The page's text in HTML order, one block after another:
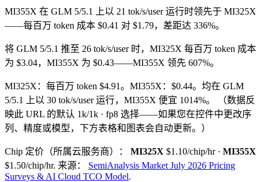
MI355X 在 GLM 5/5.1 上以 21 tok/s/user 运行时领先于 MI325X
——每百万 token 成本 $0.41 对 $1.79，差距达 336%。
将 GLM 5/5.1 推至 26 tok/s/user 时，MI325X 每百万 token 成本
为 $3.04，MI355X 为 $0.43——MI355X 领先 607%。
MI325X：每百万 token $4.91。MI355X：$0.44。均在 GLM
5/5.1 上以 30 tok/s/user 运行，MI355X 便宜 1014%。
（数据反
映此 URL 的默认 1k/1k · fp8 选择——如果您在控件中更改序
列、精度或模型，下方表格和图表会自动更新。）
Chip 定价（所属云服务商）： MI325X $1.10/chip/hr· MI355X
$1.50/chip/hr. 来源：
SemiAnalysis Market July 2026 Pricing
Surveys & AI Cloud TCO Model.